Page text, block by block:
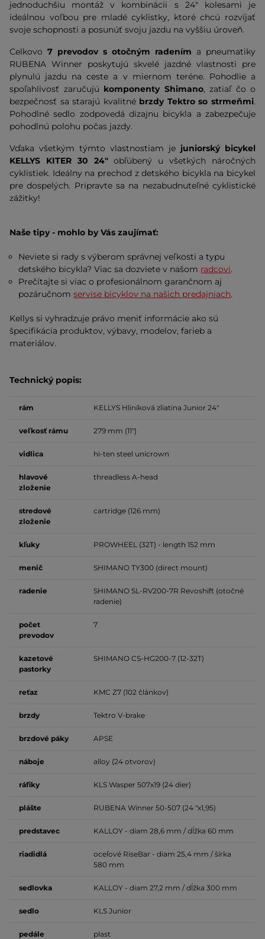
jednoduchšiu montáž v kombinácii s 24" kolesami je
ideálnou voľbou pre mladé cyklistky, ktoré chcú rozvíjať
svoje schopnosti a posunúť svoju jazdu na vyššiu úroveň.
Celkovo 7 prevodov s otočným radením a pneumatiky
RUBENA Winner poskytujú skvelé jazdné vlastnosti pre
plynulú jazdu na ceste a v miernom teréne. Pohodlie a
spoľahlivosť zaručujú komponenty Shimano, zatiaľ čo o
bezpečnosť sa starajú kvalitné brzdy Tektro so strmeňmi.
Pohodlné sedlo zodpovedá dizajnu bicykla a zabezpečuje
pohodlnú polohu počas jazdy.
Vďaka všetkým týmto vlastnostiam je juniorský bicykel
KELLYS KITER 30 24"obľúbený u všetkých náročných
cyklistiek. Ideálny na prechod z detského bicykla na bicykel
pre dospelých. Pripravte sa na nezabudnuteľné cyklistické
zážitky!
Naše tipy - mohlo by Vás zaujímať:
Neviete si rady s výberom správnej veľkosti a typu
detského bicykla? Viac sa dozviete v našom radcovi.
Prečítajte si viac o profesionálnom garančnom aj
pozáručnomservise bicyklov na našich predajniach.
Kellys si vyhradzuje právo meniť informácie ako sú
špecifikácia produktov, výbavy, modelov, farieb a
materiálov.
Technický popis:
rám KELLYS Hliníková zliatina Junior 24"
veľkosť rámu 279 mm (11")
vidlica hi-ten steel unicrown
hlavové
zloženie
threadless A-head
stredové
zloženie
cartridge (126 mm)
kľuky PROWHEEL (32T) - length 152 mm
menič SHIMANO TY300 (direct mount)
radenie
SHIMANO SL-RV200-7R Revoshift (otočné
radenie)
počet
prevodov
7
kazetové
pastorky
SHIMANO CS-HG200-7 (12-32T)
reťaz KMC Z7 (102 článkov)
brzdy Tektro V-brake
brzdové páky APSE
náboje alloy (24 otvorov)
ráfiky KLS Wasper 507x19 (24 dier)
plášte RUBENA Winner 50-507 (24 "x1,95)
predstavec KALLOY - diam 28,6 mm / dĺžka 60 mm
riadidlá
oceľové RiseBar - diam 25,4 mm / šírka
580 mm
sedlovka KALLOY - diam 27,2 mm / dĺžka 300 mm
sedlo KLS Junior
pedále plast